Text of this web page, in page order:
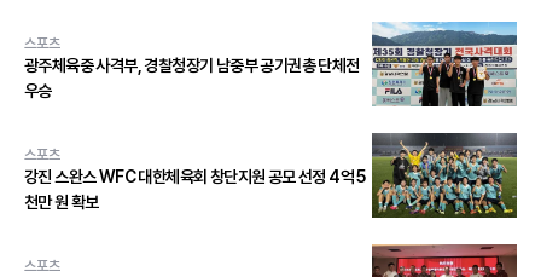
스포츠
광주체육중 사격부, 경찰청장기 남중부 공기권총 단체전
우승
스포츠
강진 스완스 WFC 대한체육회 창단지원 공모 선정 4억 5
천만 원 확보
스포츠